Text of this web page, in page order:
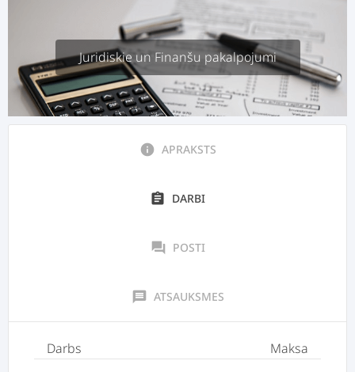
Juridiskie un Finanšu pakalpojumi
info APRAKSTS
assignment DARBI
forum POSTI
message ATSAUKSMES
Darbs
Maksa